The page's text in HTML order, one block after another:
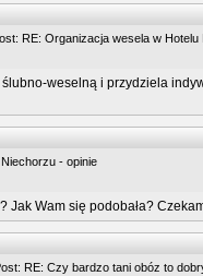
RE: Organizacja wesela w Hotelu
weselną i przydziela
- opinie
Jak Wam się podobała?
RE: Czy bardzo tani obóz to